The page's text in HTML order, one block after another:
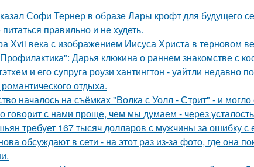
Софи Тернер в образе Лары крофт для будущего
правильно и не худеть.
Xvii века с изображением Иисуса Христа в терновом
Дарья клюкина о раннем знакомстве с
и его супруга роузи хантингтон - уайтли
отдыха.
началось на съёмках "Волка с Уолл - Стрит" - и могло
говорит с нами проще, чем мы думаем - через
требует 167 тысяч долларов с мужчины за ошибку с
обсуждают в сети - на этот раз из-за фото, где она